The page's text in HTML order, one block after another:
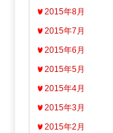
2015年8月
2015年7月
2015年6月
2015年5月
2015年4月
2015年3月
2015年2月